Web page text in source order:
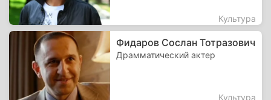
Культура
Фидаров Сослан Тотразович
Драмматический актер
Культура